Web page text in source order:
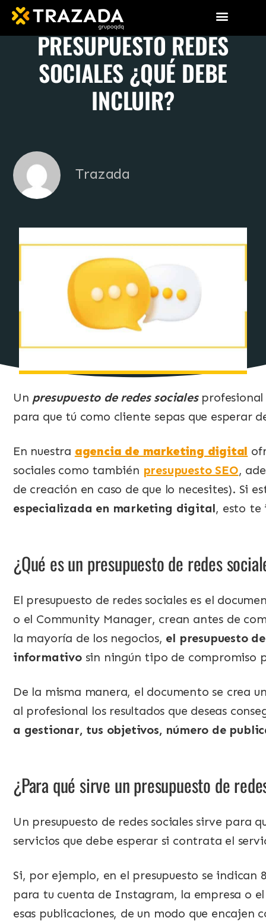
PRESUPUESTO REDES
SOCIALES ¿QUÉ DEBE
INCLUIR?
Trazada
Un presupuesto de redes socialesprofesional
para que tú como cliente sepas que esperar
En nuestra agencia de marketing digital
sociales como también presupuesto SEO,
de creación en caso de que lo necesites). Si
especializada en marketing digital, esto
¿Qué es un presupuesto de redes
El presupuesto de redes sociales es el
o el Community Manager, crean antes de
la mayoría de los negocios, el presupuesto
informativosin ningún tipo de compromiso
De la misma manera, el documento se crea
al profesional los resultados que deseas
a gestionar, tus objetivos, número de
¿Para qué sirve un presupuesto de
Un presupuesto de redes sociales sirve para
servicios que debe esperar si contrata el
Si, por ejemplo, en el presupuesto se indican
para tu cuenta de Instagram, la empresa o
esas publicaciones, de un modo que encajen